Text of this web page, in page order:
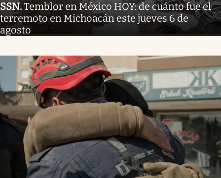
SSN.Temblor en México HOY: de cuánto fue el
terremoto en Michoacán este jueves 6 de
agosto